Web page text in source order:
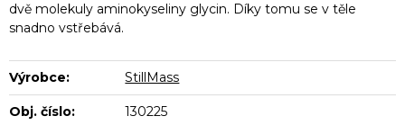
dvě molekuly aminokyseliny glycin. Díky tomu se v těle
snadno vstřebává.
Výrobce: StillMass
Obj. číslo: 130225